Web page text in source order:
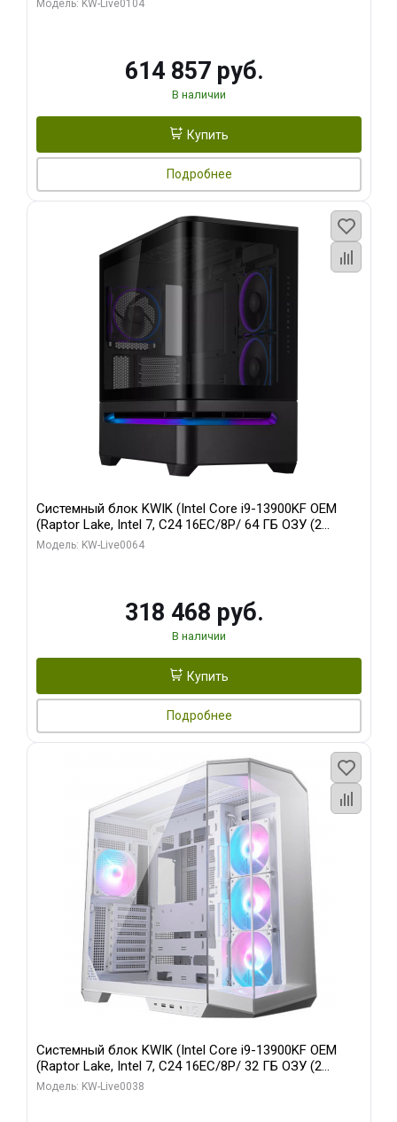
Модель: KW-Live0104
614 857 руб.
В наличии
Купить
Подробнее
Системный блок KWIK (Intel Core i9-13900KF OEM
(Raptor Lake, Intel 7, C24 16EC/8P/ 64 ГБ ОЗУ (2
модуля)/ ASUS RTX5080 PROART OC 16GB GDDR7
Модель: KW-Live0064
318 468 руб.
В наличии
Купить
Подробнее
Системный блок KWIK (Intel Core i9-13900KF OEM
(Raptor Lake, Intel 7, C24 16EC/8P/ 32 ГБ ОЗУ (2
модуля)/ Gigabyte RX9070XT GAMING OC 16GB GDDR6
Модель: KW-Live0038